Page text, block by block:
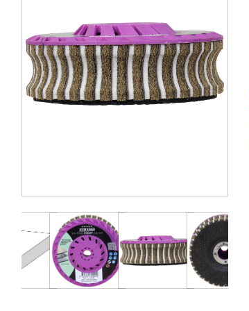
Système grands formats
Table de travail
Bandes abrasives
Disques fibre et papier
Feuilles 230 x 280 mm
Cales à poncer et patins